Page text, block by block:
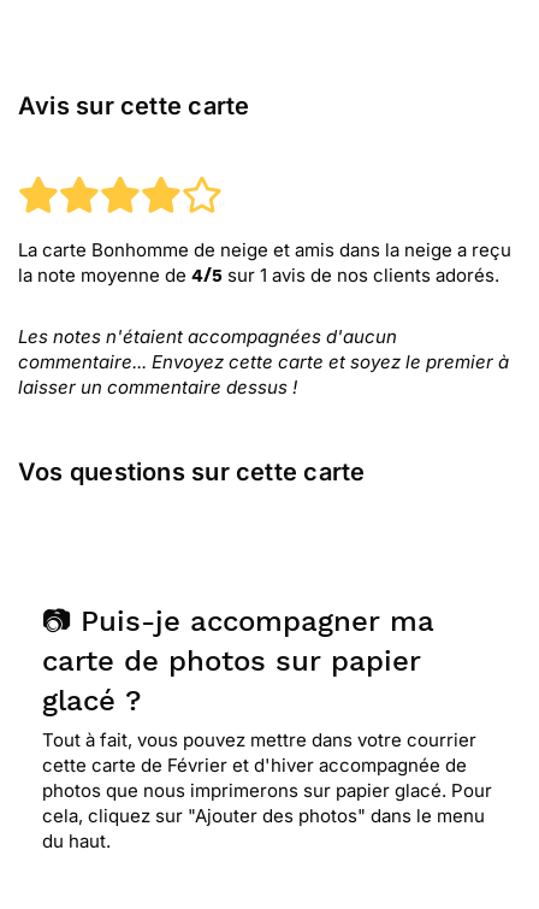
Avis sur cette carte
La carte Bonhomme de neige et amis dans la neige a reçu
la note moyenne de 4/5 sur 1 avis de nos clients adorés.
Les notes n'étaient accompagnées d'aucun
commentaire... Envoyez cette carte et soyez le premier à
laisser un commentaire dessus !
Vos questions sur cette carte
📷 Puis-je accompagner ma
carte de photos sur papier
glacé ?
Tout à fait, vous pouvez mettre dans votre courrier
cette carte de Février et d'hiver accompagnée de
photos que nous imprimerons sur papier glacé. Pour
cela, cliquez sur "Ajouter des photos" dans le menu
du haut.